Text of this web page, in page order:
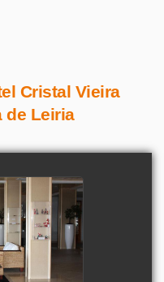
Cristal Vieira
de Leiria